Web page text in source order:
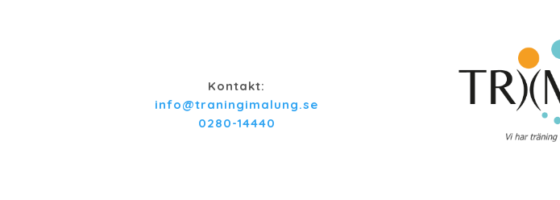
Kontakt:
info@traningimalung.se
0280-14440